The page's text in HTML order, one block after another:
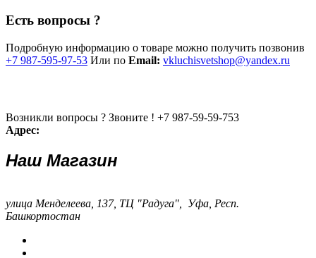
Есть вопросы ?
Подробную информацию о товаре можно получить позвонив
+7 987-595-97-53 Или по Email: vkluchisvetshop@yandex.ru
Возникли вопросы ? Звоните ! +7 987-59-59-753
Адрес:
Наш Магазин
улица Менделеева, 137, ТЦ "Радуга", Уфа, Респ.
Башкортостан